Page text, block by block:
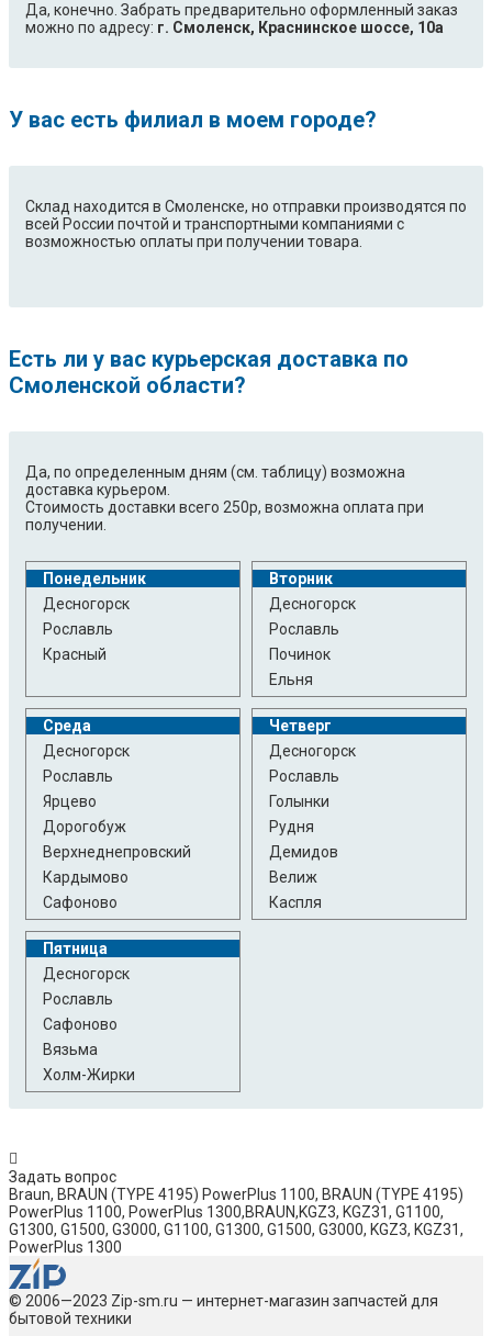
Да, конечно. Забрать предварительно оформленный заказ
можно по адресу: г. Смоленск, Краснинское шоссе, 10а
У вас есть филиал в моем городе?
Склад находится в Смоленске, но отправки производятся по
всей России почтой и транспортными компаниями с
возможностью оплаты при получении товара.
Есть ли у вас курьерская доставка по
Смоленской области?
Да, по определенным дням (см. таблицу) возможна
доставка курьером.
Стоимость доставки всего 250р, возможна оплата при
получении.
Понедельник
Десногорск
Рославль
Красный
Вторник
Десногорск
Рославль
Починок
Ельня
Среда
Десногорск
Рославль
Ярцево
Дорогобуж
Верхнеднепровский
Кардымово
Сафоново
Четверг
Десногорск
Рославль
Голынки
Рудня
Демидов
Велиж
Каспля
Пятница
Десногорск
Рославль
Сафоново
Вязьма
Холм-Жирки
Задать вопрос
Braun, BRAUN (TYPE 4195) PowerPlus 1100, BRAUN (TYPE 4195)
PowerPlus 1100, PowerPlus 1300,BRAUN,KGZ3, KGZ31, G1100,
G1300, G1500, G3000, G1100, G1300, G1500, G3000, KGZ3, KGZ31,
PowerPlus 1300
© 2006—2023 Zip-sm.ru — интернет-магазин запчастей для
бытовой техники